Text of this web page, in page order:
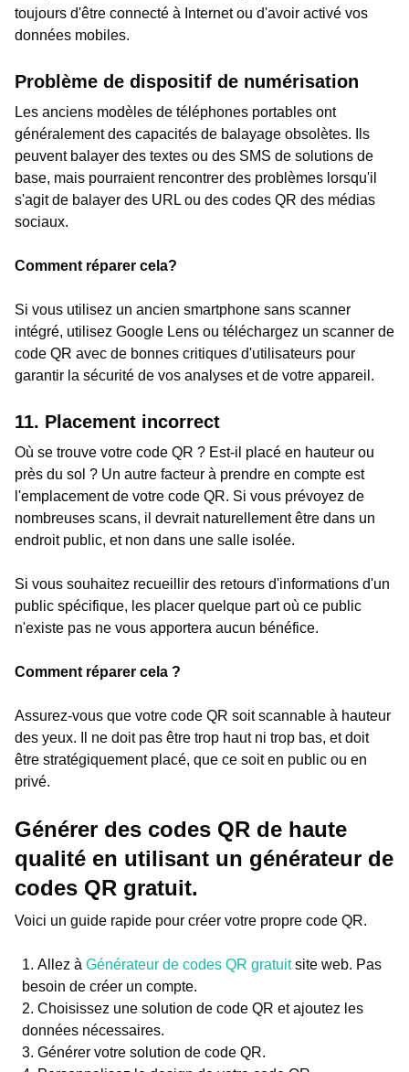
toujours d'être connecté à Internet ou d'avoir activé vos
données mobiles.
Problème de dispositif de numérisation
Les anciens modèles de téléphones portables ont
généralement des capacités de balayage obsolètes. Ils
peuvent balayer des textes ou des SMS de solutions de
base, mais pourraient rencontrer des problèmes lorsqu'il
s'agit de balayer des URL ou des codes QR des médias
sociaux.
Comment réparer cela?
Si vous utilisez un ancien smartphone sans scanner
intégré, utilisez Google Lens ou téléchargez un scanner de
code QR avec de bonnes critiques d'utilisateurs pour
garantir la sécurité de vos analyses et de votre appareil.
11. Placement incorrect
Où se trouve votre code QR ? Est-il placé en hauteur ou
près du sol ? Un autre facteur à prendre en compte est
l'emplacement de votre code QR. Si vous prévoyez de
nombreuses scans, il devrait naturellement être dans un
endroit public, et non dans une salle isolée.
Si vous souhaitez recueillir des retours d'informations d'un
public spécifique, les placer quelque part où ce public
n'existe pas ne vous apportera aucun bénéfice.
Comment réparer cela ?
Assurez-vous que votre code QR soit scannable à hauteur
des yeux. Il ne doit pas être trop haut ni trop bas, et doit
être stratégiquement placé, que ce soit en public ou en
privé.
Générer des codes QR de haute
qualité en utilisant un générateur de
codes QR gratuit.
Voici un guide rapide pour créer votre propre code QR.
Allez à Générateur de codes QR gratuitsite web. Pas
besoin de créer un compte.
Choisissez une solution de code QR et ajoutez les
données nécessaires.
Générer votre solution de code QR.